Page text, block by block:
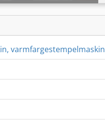
varmfargestempelmaskin